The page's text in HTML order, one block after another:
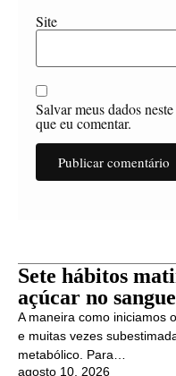
Site
Salvar meus dados
que eu comentar.
Sete hábitos
açúcar no sangue
A maneira como iniciamos
e muitas vezes
metabólico. Para…
agosto 10, 2026